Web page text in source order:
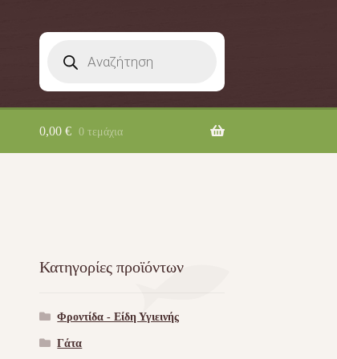
search
0,00 € 0 τεμάχια
Κατηγορίες προϊόντων
Φροντίδα - Είδη Υγιεινής
Γάτα